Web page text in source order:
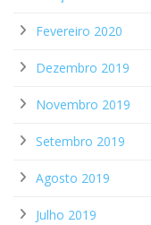
Fevereiro 2020
Dezembro 2019
Novembro 2019
Setembro 2019
Agosto 2019
Julho 2019